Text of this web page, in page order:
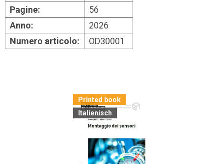
Pagine:
56
Anno:
2026
Numero articolo:
OD30001
Printed book
Italienisch